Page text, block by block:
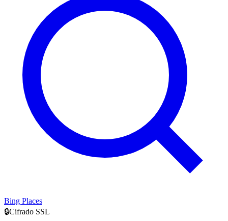
Bing Places
🔒Cifrado SSL